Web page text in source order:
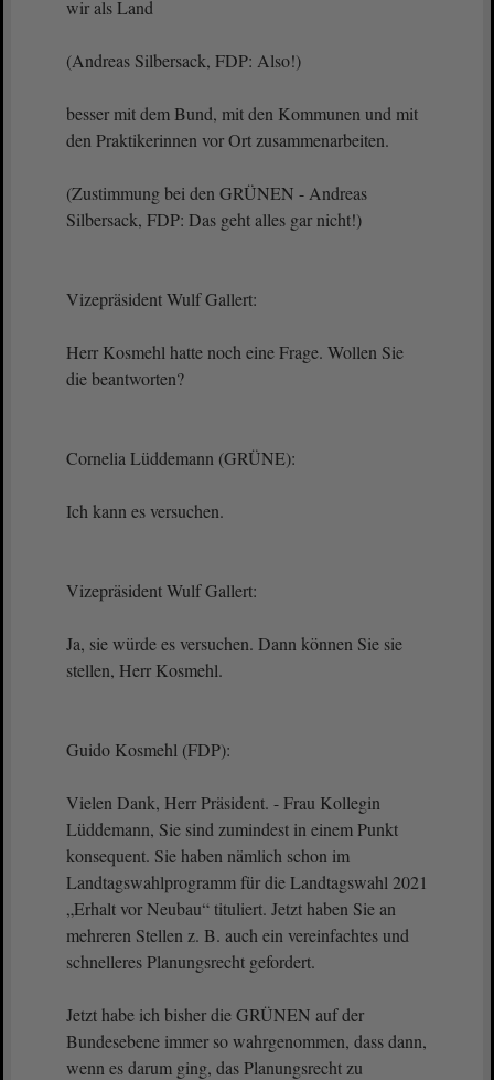
wir als Land
(Andreas Silbersack, FDP: Also!)
besser mit dem Bund, mit den Kommunen und mit
den Praktikerinnen vor Ort zusammenarbeiten.
(Zustimmung bei den GRÜNEN - Andreas
Silbersack, FDP: Das geht alles gar nicht!)
Vizepräsident Wulf Gallert:
Herr Kosmehl hatte noch eine Frage. Wollen Sie
die beantworten?
Cornelia Lüddemann (GRÜNE):
Ich kann es versuchen.
Vizepräsident Wulf Gallert:
Ja, sie würde es versuchen. Dann können Sie sie
stellen, Herr Kosmehl.
Guido Kosmehl (FDP):
Vielen Dank, Herr Präsident. - Frau Kollegin
Lüddemann, Sie sind zumindest in einem Punkt
konsequent. Sie haben nämlich schon im
Landtagswahlprogramm für die Landtagswahl 2021
„Erhalt vor Neubau“ tituliert. Jetzt haben Sie an
mehreren Stellen z. B. auch ein vereinfachtes und
schnelleres Planungsrecht gefordert.
Jetzt habe ich bisher die GRÜNEN auf der
Bundesebene immer so wahrgenommen, dass dann,
wenn es darum ging, das Planungsrecht zu